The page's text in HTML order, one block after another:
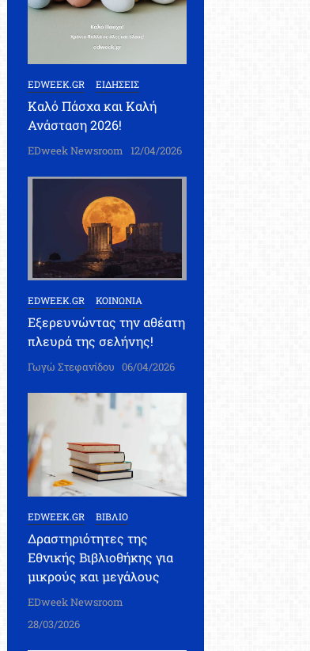
EDWEEK.GR ΕΙΔΗΣΕΙΣ
Καλό Πάσχα και Καλή
Ανάσταση 2026!
EDweek Newsroom 12/04/2026
EDWEEK.GR ΚΟΙΝΩΝΙΑ
Εξερευνώντας την αθέατη
πλευρά της σελήνης!
Γωγώ Στεφανίδου 06/04/2026
EDWEEK.GR ΒΙΒΛΙΟ
Δραστηριότητες της
Εθνικής Βιβλιοθήκης για
μικρούς και μεγάλους
EDweek Newsroom
28/03/2026